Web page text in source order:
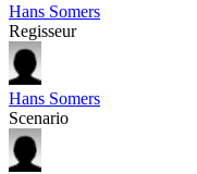
Hans Somers
Regisseur
Hans Somers
Scenario